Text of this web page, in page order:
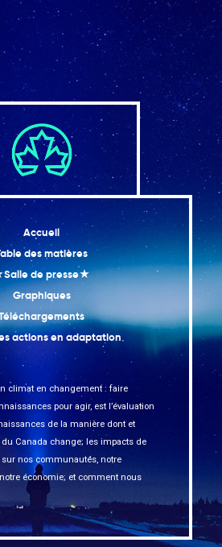
Accueil
des matières
de presse★
Graphiques
actions en adaptation
climat en changement : faire
pour agir, est l’évaluation
de la manière dont et
Canada change; les impacts de
nos communautés, notre
économie; et comment nous